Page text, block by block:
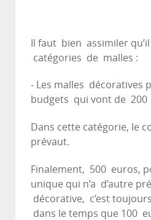
Il faut bien assimiler
catégories de malles :
- Les malles décoratives
budgets qui vont de
Dans cette catégorie, le
prévaut.
Finalement, 500 euros,
unique qui n’a d’autre
décorative, c’est
dans le temps que 100